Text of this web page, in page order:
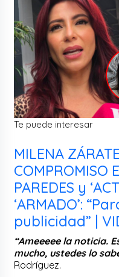
Te puede interesar
MILENA
COMPROMISO
PAREDES y
‘ARMADO’:
publicidad” |
“Ameeeee la noticia.
mucho, ustedes lo
Rodríguez.